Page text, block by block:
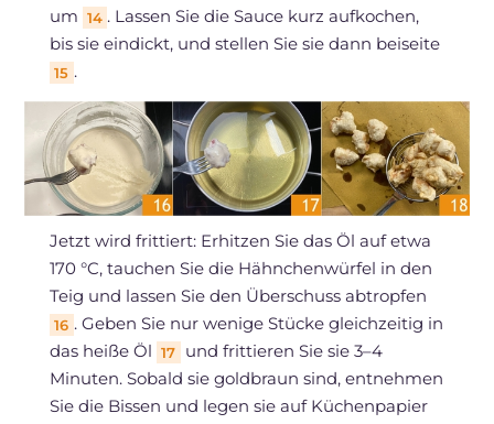
um 14 . Lassen Sie die Sauce kurz aufkochen,
bis sie eindickt, und stellen Sie sie dann beiseite
15 .
Jetzt wird frittiert: Erhitzen Sie das Öl auf etwa
170 °C, tauchen Sie die Hähnchenwürfel in den
Teig und lassen Sie den Überschuss abtropfen
16 . Geben Sie nur wenige Stücke gleichzeitig in
das heiße Öl 17
und frittieren Sie sie 3–4
Minuten. Sobald sie goldbraun sind, entnehmen
Sie die Bissen und legen sie auf Küchenpapier